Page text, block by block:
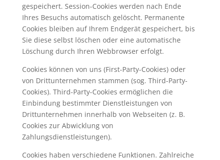
gespeichert. Session-Cookies werden nach Ende
Ihres Besuchs automatisch gelöscht. Permanente
Cookies bleiben auf Ihrem Endgerät gespeichert, bis
Sie diese selbst löschen oder eine automatische
Löschung durch Ihren Webbrowser erfolgt.
Cookies können von uns (First-Party-Cookies) oder
von Drittunternehmen stammen (sog. Third-Party-
Cookies). Third-Party-Cookies ermöglichen die
Einbindung bestimmter Dienstleistungen von
Drittunternehmen innerhalb von Webseiten (z. B.
Cookies zur Abwicklung von
Zahlungsdienstleistungen).
Cookies haben verschiedene Funktionen. Zahlreiche